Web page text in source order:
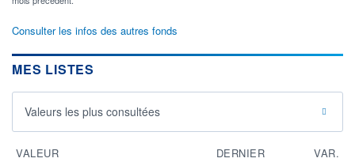
Consulter les infos des autres fonds
MES LISTES
Valeurs les plus consultées
VALEUR DERNIER
VAR.